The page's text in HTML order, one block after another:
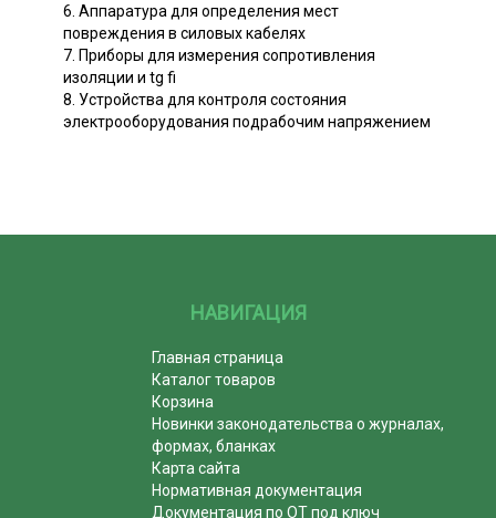
6. Аппаратура для определения мест
повреждения в силовых кабелях
7. Приборы для измерения сопротивления
изоляции и tg fi
8. Устройства для контроля состояния
электрооборудования подрабочим напряжением
НАВИГАЦИЯ
Главная страница
Каталог товаров
Корзина
Новинки законодательства о журналах,
формах, бланках
Карта сайта
Нормативная документация
Документация по ОТ под ключ